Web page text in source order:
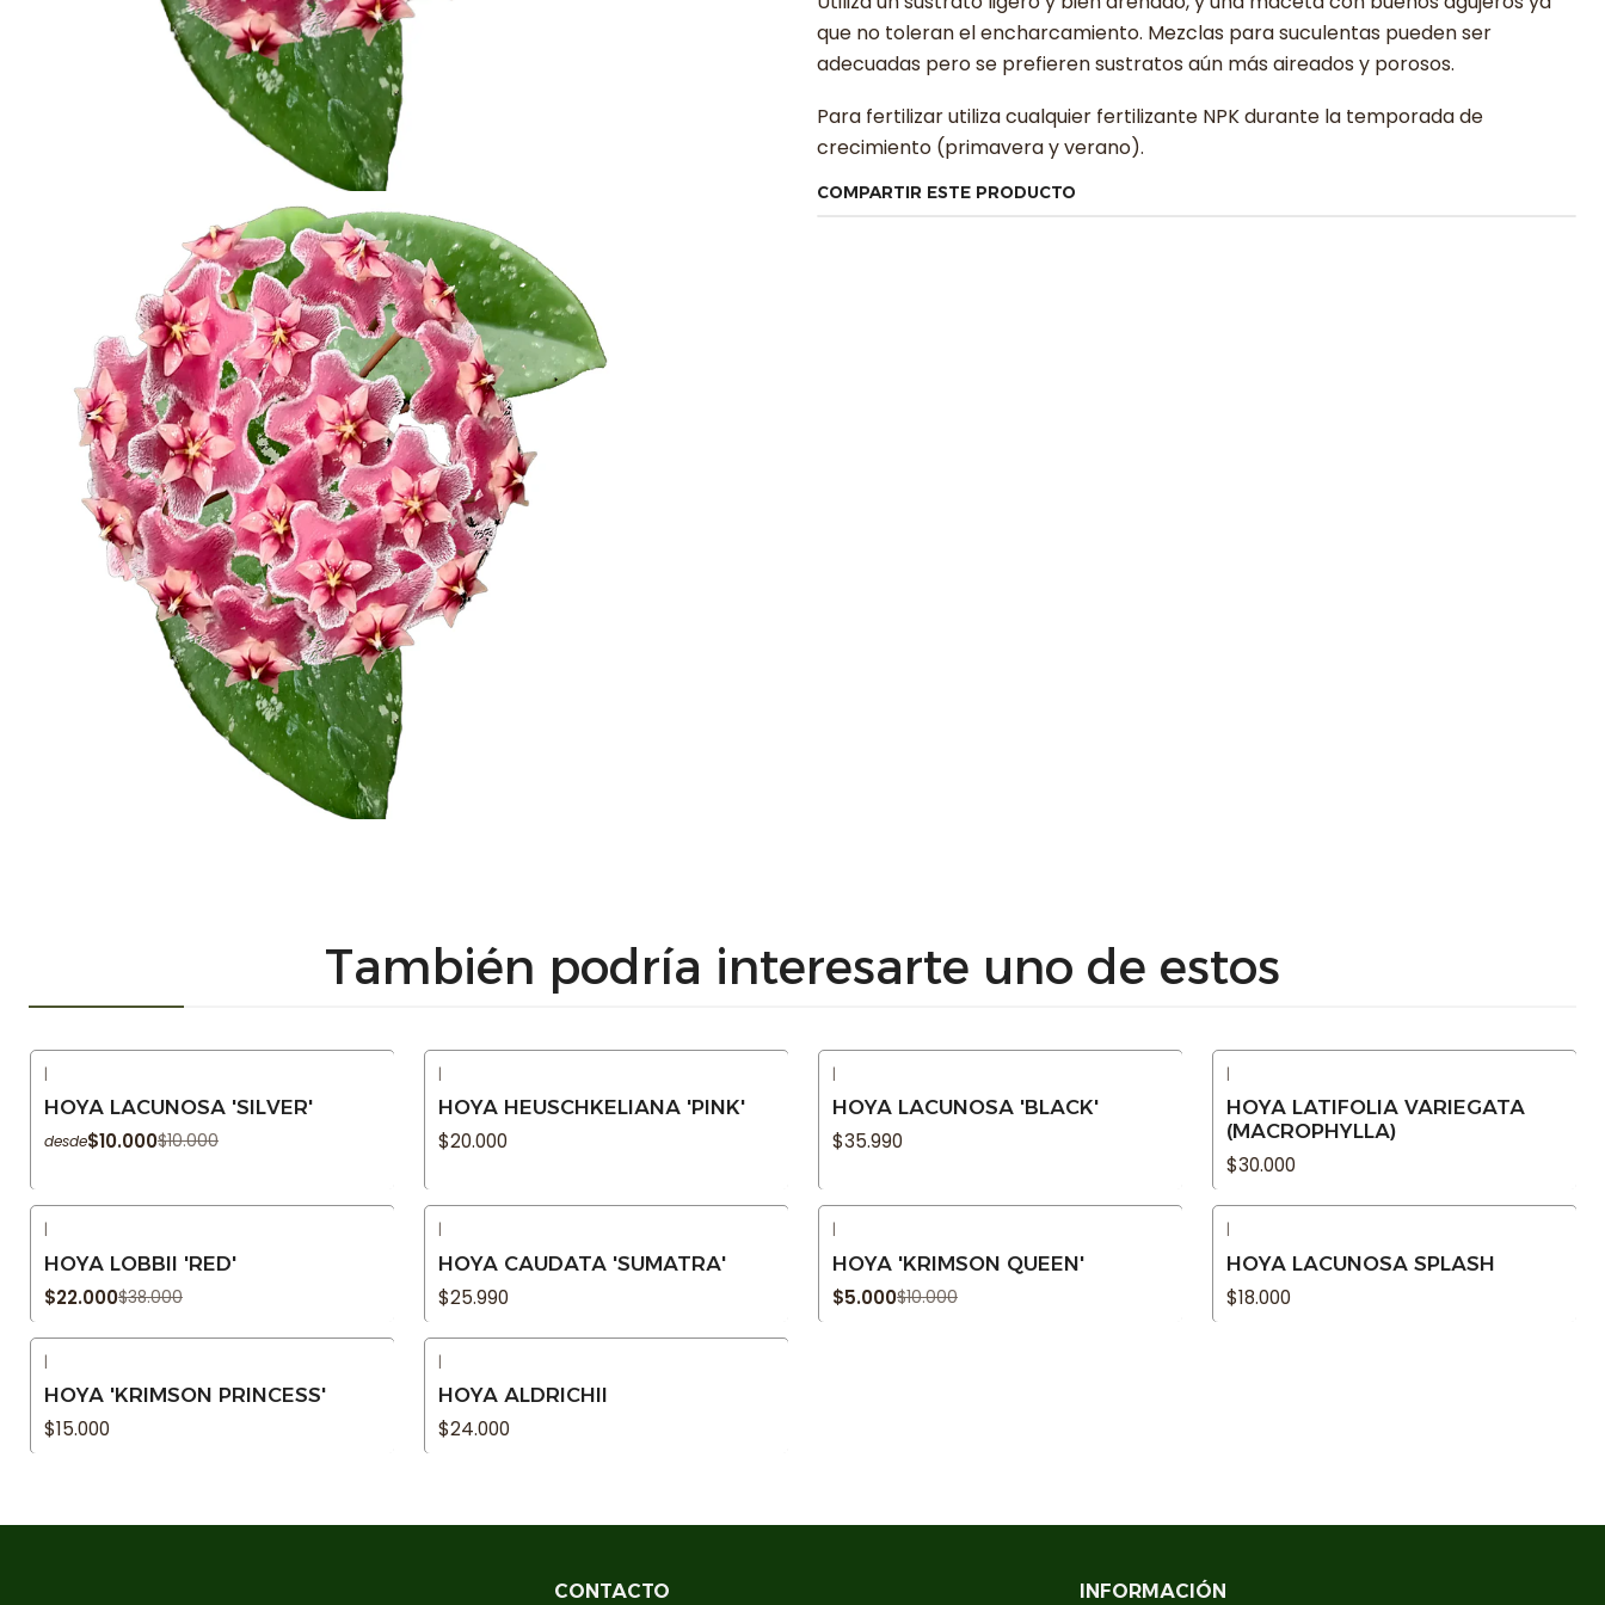
que no toleran el encharcamiento. Mezclas para suculentas pueden ser
adecuadas pero se prefieren sustratos aún más aireados y porosos.
Para fertilizar utiliza cualquier fertilizante NPK durante la temporada de
crecimiento (primavera y verano).
COMPARTIR ESTE PRODUCTO
También podría interesarte uno de estos
Agotado
|
HOYA LACUNOSA 'SILVER'
desde$10.000$10.000
|
HOYA HEUSCHKELIANA 'PINK'
$20.000
|
HOYA LACUNOSA 'BLACK'
$35.990
|
HOYA LATIFOLIA VARIEGATA
(MACROPHYLLA)
$30.000
Agotado
|
HOYA LOBBII 'RED'
$22.000$38.000
|
HOYA CAUDATA 'SUMATRA'
$25.990
Agotado
|
HOYA 'KRIMSON QUEEN'
$5.000$10.000
|
HOYA LACUNOSA SPLASH
$18.000
|
HOYA 'KRIMSON PRINCESS'
$15.000
|
HOYA ALDRICHII
$24.000
CONTACTO INFORMACIÓN